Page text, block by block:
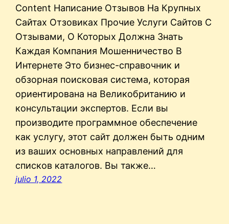
Content Написание Отзывов На Крупных
Сайтах Отзовиках Прочие Услуги Сайтов С
Отзывами, О Которых Должна Знать
Каждая Компания Мошенничество В
Интернете Это бизнес-справочник и
обзорная поисковая система, которая
ориентирована на Великобританию и
консультации экспертов. Если вы
производите программное обеспечение
как услугу, этот сайт должен быть одним
из ваших основных направлений для
списков каталогов. Вы также…
julio 1, 2022